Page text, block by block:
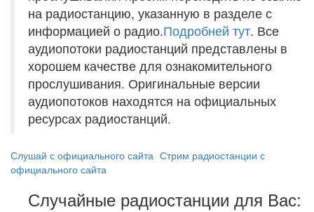
на радиостанцию, указанную в разделе с
информацией о радио.Подробней тут. Все
аудиопотоки радиостанций представлены в
хорошем качестве для ознакомительного
прослушивания. Оригинальные версии
аудиопотоков находятся на официальных
ресурсах радиостанций.
Слушай с официального сайта Стрим радиостанции с
официального сайта
Случайные радиостанции для Вас: